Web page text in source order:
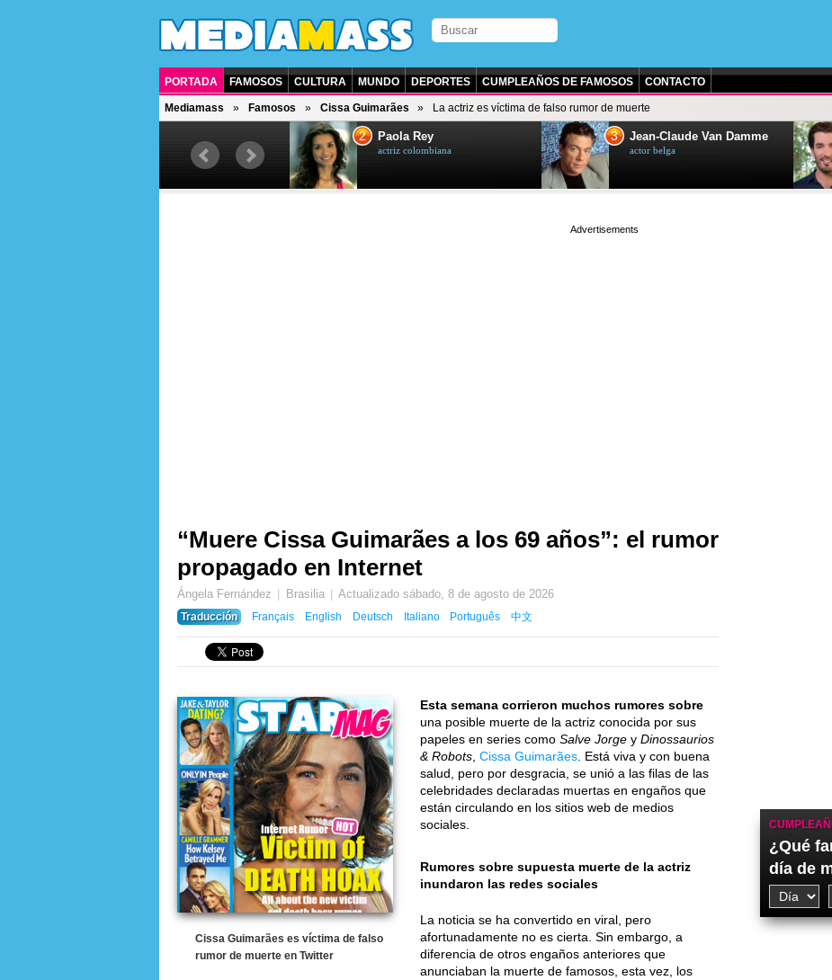
PORTADA FAMOSOS CULTURA MUNDO DEPORTES CUMPLEAÑOS DE FAMOSOS CONTACTO
Mediamass Famosos Cissa Guimarães La actriz es víctima de falso rumor de muerte
actor y presentador de televisión
2 Paola Rey
actriz colombiana
3 Jean-Claude Van Damme
actor belga
“Muere Cissa Guimarães a los 69 años”: el rumor
propagado en Internet
Ángela Fernández Brasilia Actualizadosábado, 8 de agosto de 2026
Traducción
Français English Deutsch Italiano Português 中文
Cissa Guimarães es víctima de falso
rumor de muerte en Twitter
Esta semana corrieron muchos rumores sobre
una posible muerte de la actriz conocida por sus
papeles en series como Salve Jorge y Dinossaurios
& Robots Cissa Guimarães . Está viva y con buena
salud, pero por desgracia, se unió a las filas de las
celebridades declaradas muertas en engaños que
están circulando en los sitios web de medios
sociales.
Rumores sobre supuesta muerte de la actriz
inundaron las redes sociales
La noticia se ha convertido en viral, pero
afortunadamente no es cierta. Sin embargo, a
diferencia de otros engaños anteriores que
anunciaban la muerte de famosos, esta vez, los
¿Qué
día de